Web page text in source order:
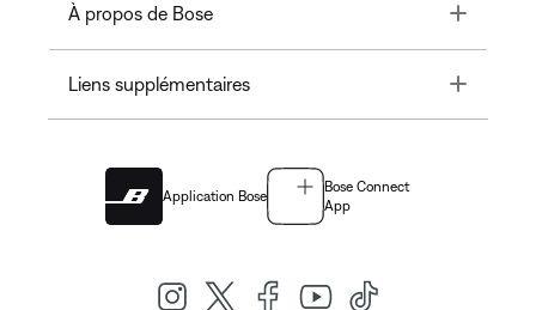
À propos de Bose Toggle
Liens supplémentaires Toggle
Application Bose
Bose Connect
App